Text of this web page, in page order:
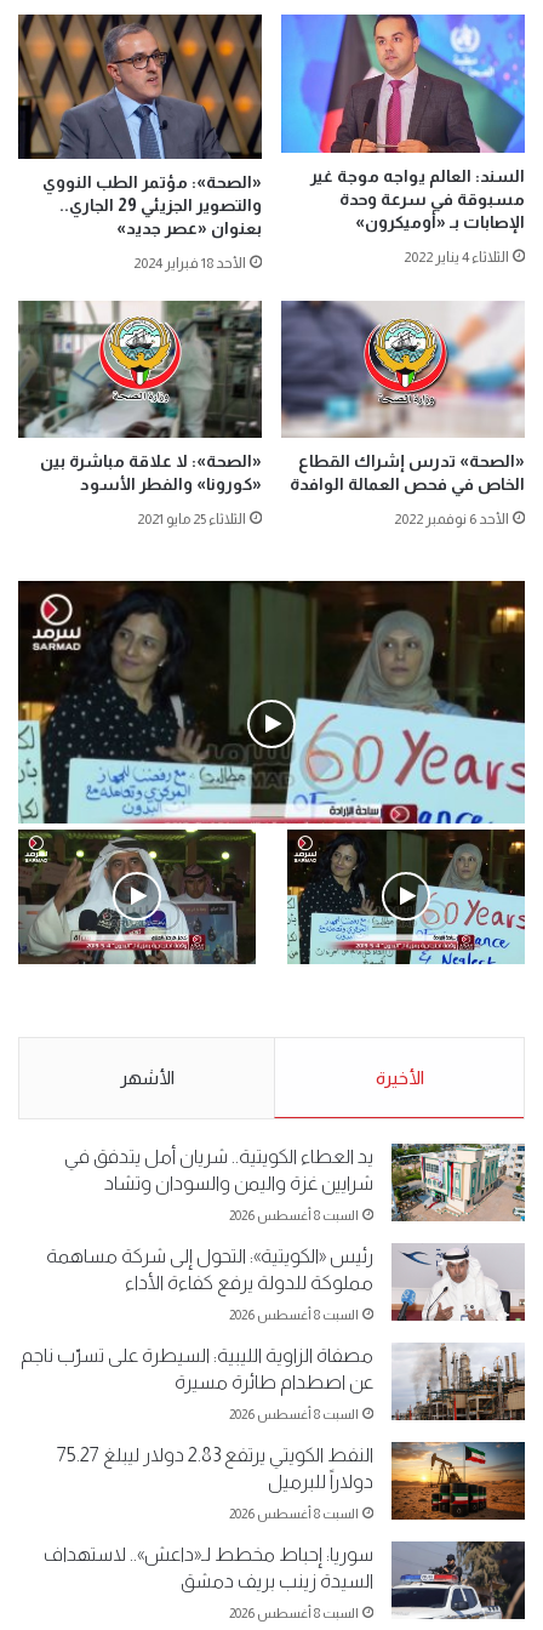
السند: العالم يواجه موجة غير
مسبوقة في سرعة وحدة
الإصابات بـ «أوميكرون»
الثلاثاء 4 يناير 2022
«الصحة»: مؤتمر الطب النووي
والتصوير الجزيئي 29 الجاري..
بعنوان «عصر جديد»
الأحد 18 فبراير 2024
«الصحة» تدرس إشراك القطاع
الخاص في فحص العمالة الوافدة
الأحد 6 نوفمبر 2022
«الصحة»: لا علاقة مباشرة بين
«كورونا» والفطر الأسود
الثلاثاء 25 مايو 2021
فيديو
.وقفة احتجاجية رمزية لـ”#البدون” في ساحة الإرادة 4-5-2019.
الأحد 5 مايو 2019
5-2019.
نبيع مخدرات يعني ولا خمر؟!.
الأخيرة الأشهر
يد العطاء الكويتية.. شريان أمل يتدفق في
شرايين غزة واليمن والسودان وتشاد
السبت 8 أغسطس 2026
رئيس «الكويتية»: التحول إلى شركة مساهمة
مملوكة للدولة يرفع كفاءة الأداء
السبت 8 أغسطس 2026
مصفاة الزاوية الليبية: السيطرة على تسرّب ناجم
عن اصطدام طائرة مسيرة
السبت 8 أغسطس 2026
النفط الكويتي يرتفع 2.83 دولار ليبلغ 75.27
دولاراً للبرميل
السبت 8 أغسطس 2026
سوريا: إحباط مخطط لـ«داعش».. لاستهداف
السيدة زينب بريف دمشق
السبت 8 أغسطس 2026